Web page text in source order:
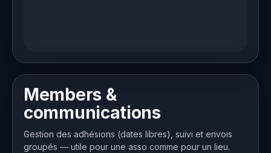
Members &
communications
Gestion des adhésions (dates libres), suivi et envois
groupés — utile pour une asso comme pour un lieu.